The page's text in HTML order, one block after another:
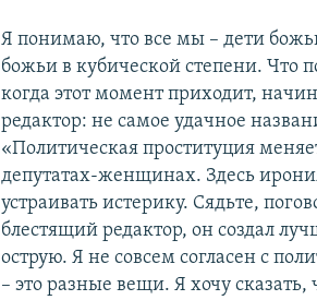
Я понимаю, что все мы – дети
божьи в кубической степени. Что
когда этот момент приходит,
редактор: не самое удачное
«Политическая проституция
депутатах-женщинах. Здесь
устраивать истерику. Сядьте,
блестящий редактор, он создал
острую. Я не совсем согласен с
– это разные вещи. Я хочу сказать,